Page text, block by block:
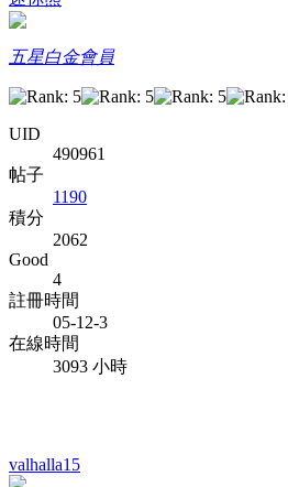
五星白金會員
UID
490961
帖子
1190
積分
2062
Good
4
註冊時間
05-12-3
在線時間
3093 小時
valhalla15